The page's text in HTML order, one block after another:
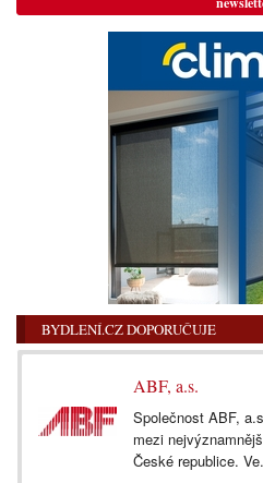
BYDLENÍ.CZ DOPORUČUJE
ABF, a.s.
Společnost ABF,
mezi
České republice.